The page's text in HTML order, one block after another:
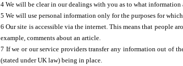
4 We will be clear in our dealings with you as to what
5 We will use personal information only for the purposes for
6 Our site is accessible via the internet. This means that people
example, comments about an article.
7 If we or our service providers transfer any information out of
(stated under UK law) being in place.